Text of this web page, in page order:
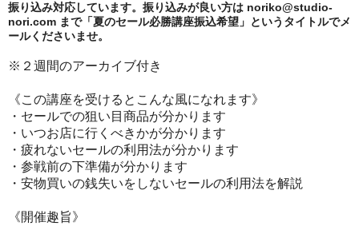
振り込み対応しています。振り込みが良い方は noriko@studio-
nori.com まで「夏のセール必勝講座振込希望」というタイトルでメ
ールくださいませ。
※２週間のアーカイブ付き
《この講座を受けるとこんな風になれます》
・セールでの狙い目商品が分かります
・いつお店に行くべきかが分かります
・疲れないセールの利用法が分かります
・参戦前の下準備が分かります
・安物買いの銭失いをしないセールの利用法を解説
《開催趣旨》